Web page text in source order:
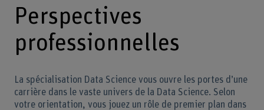
Perspectives
professionnelles
La spécialisation Data Science vous ouvre les portes d’une
carrière dans le vaste univers de la Data Science. Selon
votre orientation, vous jouez un rôle de premier plan dans